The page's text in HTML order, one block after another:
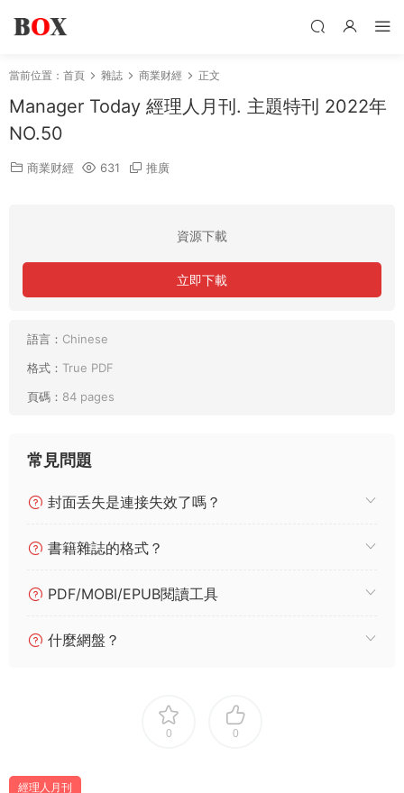
當前位置： 首頁 雜誌 商業财經 正文
Manager Today 經理人月刊. 主題特刊 2022年
NO.50
商業财經 631 推廣
資源下載
立即下載
語言： Chinese
格式： True PDF
頁碼： 84 pages
常見問題
封面丢失是連接失效了嗎？
書籍雜誌的格式？
PDF/MOBI/EPUB閱讀工具
什麼網盤？
0 0
經理人月刊